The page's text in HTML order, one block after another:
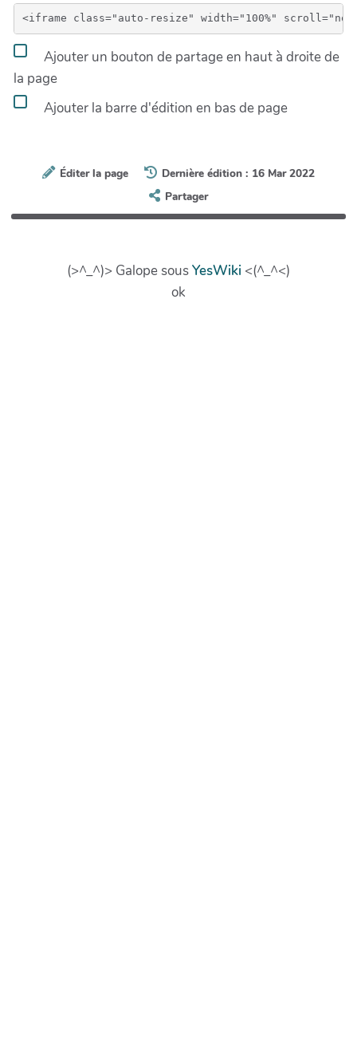
Ajouter un bouton de partage en haut à droite de
la page
Ajouter la barre d'édition en bas de page
Éditer la page
Dernière édition : 16 Mar 2022
Partager
(>^_^)> Galope sousYesWiki <(^_^<)
ok